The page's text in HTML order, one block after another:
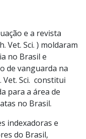
e a revista
Vet. Sci. ) moldaram
no Brasil e
de vanguarda na
Vet. Sci. constitui
para a área de
no Brasil.
indexadoras e
do Brasil,